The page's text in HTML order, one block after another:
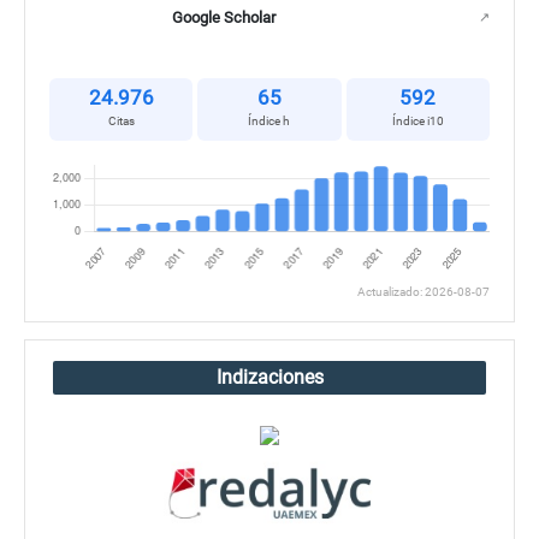
Google Scholar ↗
24.976
Citas
65
Índice h
592
Índice i10
Actualizado: 2026-08-07
Indizaciones